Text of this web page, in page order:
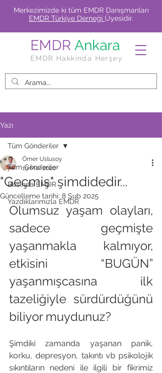
EMDR Ankara
EMDR Hakkında Herşey
Merkezimizde ki tüm EMDR Danışmanları
EMDR Türkiye Derneği Üyesidir.
Yazı
Tüm Gönderiler
Basında EMDR
Yazdıklarımızla EMDR
Tüm Gönderiler
"Geçmiş" şimdidedir...
Ömer Uslusoy
19 Mar 2020
Güncelleme tarihi: 8 Şub 2025
Olumsuz yaşam olayları,
sadece geçmişte
yaşanmakla kalmıyor,
etkisini “BUGÜN”
yaşanmışcasına ilk
tazeliğiyle sürdürdüğünü
biliyor muydunuz?
Şimdiki zamanda yaşanan panik,
korku, depresyon, takıntı vb psikolojik
sıkıntıların nedeni ile ilgili bir fikrimiz